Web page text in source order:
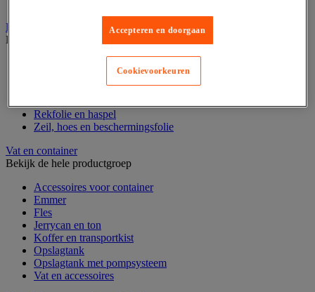
Rekfolie, pallet en palletkist
Bekijk de hele productgroep
Krimpfolie en krimppistool
Rekfolie en haspel
Zeil, hoes en beschermingsfolie
Vat en container
Bekijk de hele productgroep
Accessoires voor container
Emmer
Fles
Jerrycan en ton
Koffer en transportkist
Opslagtank
Opslagtank met pompsysteem
Vat en accessoires
Accepteren en doorgaan
Cookievoorkeuren